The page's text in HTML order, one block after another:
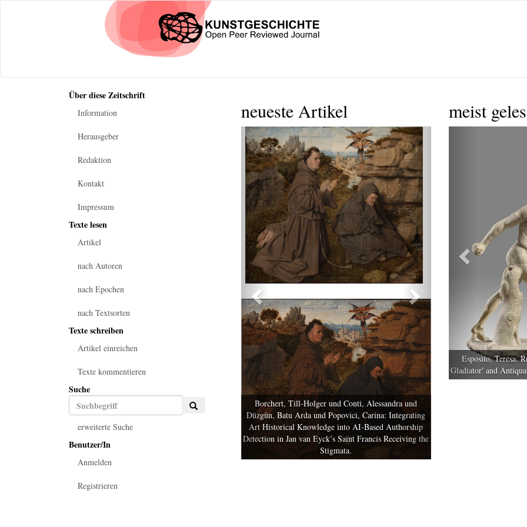
Über diese Zeitschrift
Information
Herausgeber
Redaktion
Kontakt
Impressum
Texte lesen
Artikel
nach Autoren
nach Epochen
nach Textsorten
Texte schreiben
Artikel einreichen
Texte kommentieren
Suche
erweiterte Suche
Benutzer/In
Anmelden
Registrieren
neueste Artikel
Borchert, Till-Holger undConti, Alessandraund
Düzgün, Batu Arda undPopovici, Carina: Integrating
Art Historical Knowledge into AI-Based Authorship
Detection in Jan van Eyck’s Saint Francis Receiving the
Stigmata.
meist
Esposito, Teresa:
Gladiator' and